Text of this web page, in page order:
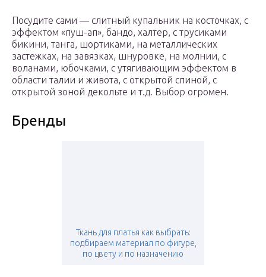
Посудите сами — слитный купальник на косточках, с
эффектом «пуш-ап», бандо, халтер, с трусиками
бикини, танга, шортиками, на металлических
застежках, на завязках, шнуровке, на молнии, с
воланами, юбочками, с утягивающим эффектом в
области талии и живота, с открытой спиной, с
открытой зоной декольте и т.д. Выбор огромен.
Бренды
Ткань для платья как выбрать:
подбираем материал по фигуре,
по цвету и по назначению